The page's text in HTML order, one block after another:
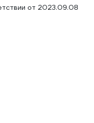
от 2023.09.08